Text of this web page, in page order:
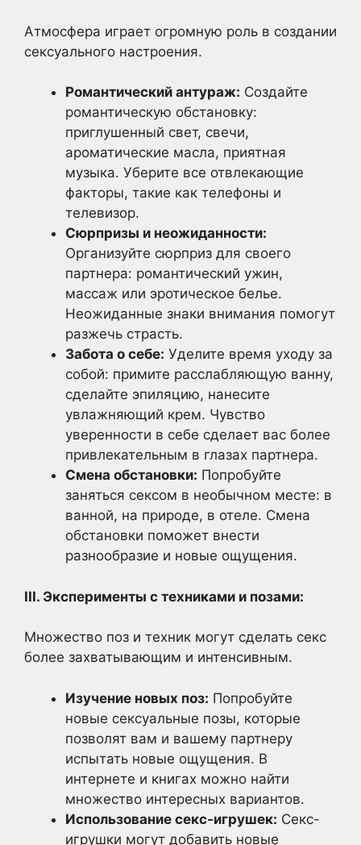
Атмосфера играет огромную роль в создании
сексуального настроения.
Романтический антураж: Создайте
романтическую обстановку:
приглушенный свет, свечи,
ароматические масла, приятная
музыка. Уберите все отвлекающие
факторы, такие как телефоны и
телевизор.
Сюрпризы и неожиданности:
Организуйте сюрприз для своего
партнера: романтический ужин,
массаж или эротическое белье.
Неожиданные знаки внимания помогут
разжечь страсть.
Забота о себе: Уделите время уходу за
собой: примите расслабляющую ванну,
сделайте эпиляцию, нанесите
увлажняющий крем. Чувство
уверенности в себе сделает вас более
привлекательным в глазах партнера.
Смена обстановки: Попробуйте
заняться сексом в необычном месте: в
ванной, на природе, в отеле. Смена
обстановки поможет внести
разнообразие и новые ощущения.
III. Эксперименты с техниками и позами:
Множество поз и техник могут сделать секс
более захватывающим и интенсивным.
Изучение новых поз: Попробуйте
новые сексуальные позы, которые
позволят вам и вашему партнеру
испытать новые ощущения. В
интернете и книгах можно найти
множество интересных вариантов.
Использование секс-игрушек: Секс-
игрушки могут добавить новые